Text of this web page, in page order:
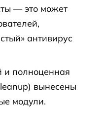
— это может
антивирус
полноценная
вынесены
модули.